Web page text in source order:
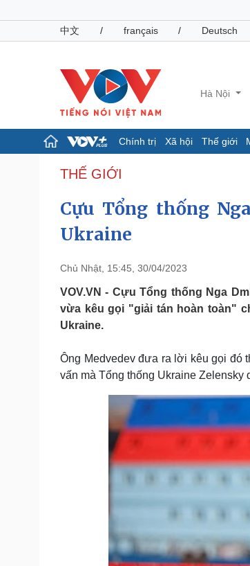
中文
/ français / Deutsch
Hà Nội
Chính trị Xã hội Thế giới
Chính trị
Tổ chức nhân sự
Quốc hội
Nhận diện sự thật
Dự báo
Giáo dục
Pháp luật
Vụ án
Tư vấn luật
Quân sự -
Vũ khí
Dinh dưỡng - món ngon
Sản phụ khoa
Làm đẹp - giảm cân
Tình yêu -
THẾ GIỚI
Cựu Tổng thống
Ukraine
Chủ Nhật, 15:45, 30/04/2023
VOV.VN - Cựu Tổng thống Nga
vừa kêu gọi "giải tán hoàn toàn"
Ukraine.
Ông Medvedev đưa ra lời kêu gọi đó
vấn mà Tổng thống Ukraine Zelensky